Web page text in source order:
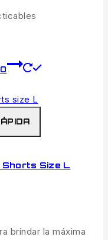
Shorts Size L
brindar la máxima